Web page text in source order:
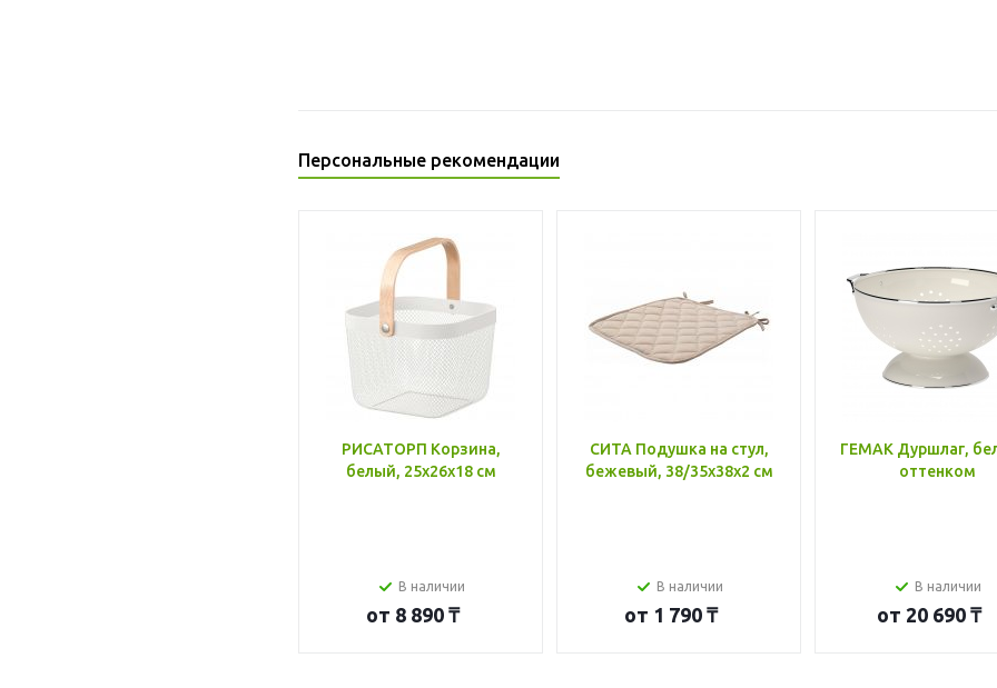
Персональные рекомендации
РИСАТОРП Корзина,
белый, 25x26x18 см
В наличии
от 8 890 ₸
СИТА Подушка на стул,
бежевый, 38/35x38x2 см
В наличии
от 1 790 ₸
ГЕМАК Дуршлаг,
оттенком
В наличии
от 20 690 ₸